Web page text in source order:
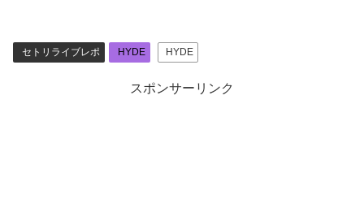
セトリライブレポ HYDE HYDE
スポンサーリンク